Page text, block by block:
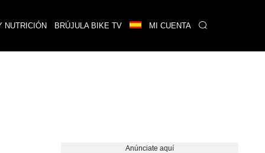
NUTRICIÓN BRÚJULA BIKE TV MI CUENTA
Anúnciate aquí